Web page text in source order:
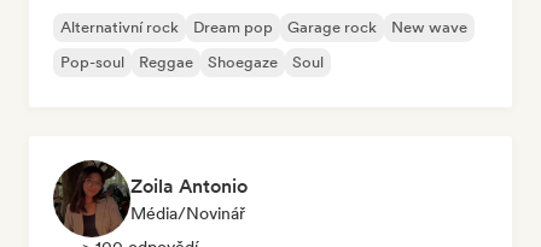
Alternativní rock Dream pop Garage rock
New wave
Pop-soul
Reggae Shoegaze Soul
Zoila Antonio
Média/novinář